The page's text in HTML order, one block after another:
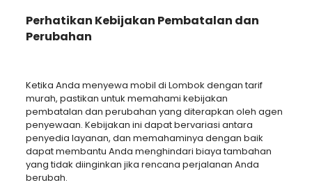
Perhatikan Kebijakan Pembatalan dan
Perubahan
Ketika Anda menyewa mobil di Lombok dengan tarif
murah, pastikan untuk memahami kebijakan
pembatalan dan perubahan yang diterapkan oleh agen
penyewaan. Kebijakan ini dapat bervariasi antara
penyedia layanan, dan memahaminya dengan baik
dapat membantu Anda menghindari biaya tambahan
yang tidak diinginkan jika rencana perjalanan Anda
berubah.